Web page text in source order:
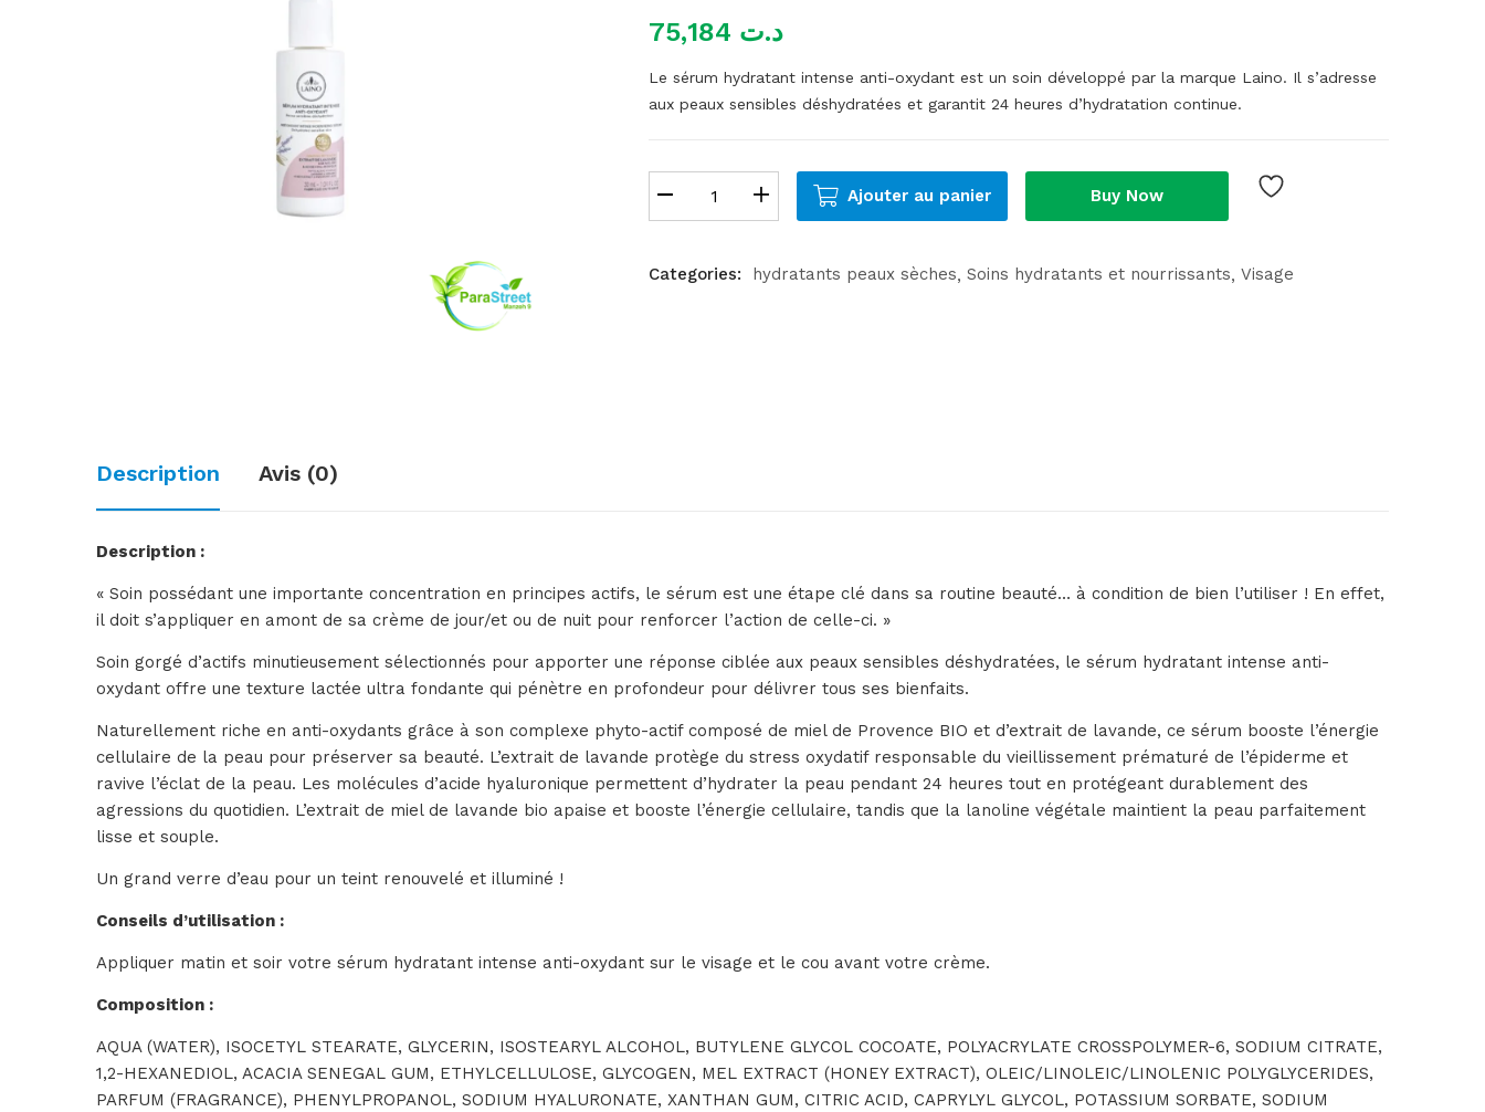
د.ت
Le sérum hydratant intense anti-oxydant est un soin développé par la marque Laino. Il s’adresse
aux peaux sensibles déshydratées et garantit 24 heures d’hydratation continue.
Ajouter au panier Buy Now
Categories: hydratants peaux sèches Soins hydratants et nourrissants Visage
Description Avis (0)
Description :
« Soin possédant une importante concentration en principes actifs, le sérum est une étape clé dans sa routine beauté… à condition de bien l’utiliser ! En effet,
il doit s’appliquer en amont de sa crème de jour/et ou de nuit pour renforcer l’action de celle-ci. »
Soin gorgé d’actifs minutieusement sélectionnés pour apporter une réponse ciblée aux peaux sensibles déshydratées, le sérum hydratant intense anti-
oxydant offre une texture lactée ultra fondante qui pénètre en profondeur pour délivrer tous ses bienfaits.
Naturellement riche en anti-oxydants grâce à son complexe phyto-actif composé de miel de Provence BIO et d’extrait de lavande, ce sérum booste l’énergie
cellulaire de la peau pour préserver sa beauté. L’extrait de lavande protège du stress oxydatif responsable du vieillissement prématuré de l’épiderme et
ravive l’éclat de la peau. Les molécules d’acide hyaluronique permettent d’hydrater la peau pendant 24 heures tout en protégeant durablement des
agressions du quotidien. L’extrait de miel de lavande bio apaise et booste l’énergie cellulaire, tandis que la lanoline végétale maintient la peau parfaitement
lisse et souple.
Un grand verre d’eau pour un teint renouvelé et illuminé !
Conseils d’utilisation :
Appliquer matin et soir votre sérum hydratant intense anti-oxydant sur le visage et le cou avant votre crème.
Composition :
AQUA (WATER), ISOCETYL STEARATE, GLYCERIN, ISOSTEARYL ALCOHOL, BUTYLENE GLYCOL COCOATE, POLYACRYLATE CROSSPOLYMER-6, SODIUM CITRATE,
1,2-HEXANEDIOL, ACACIA SENEGAL GUM, ETHYLCELLULOSE, GLYCOGEN, MEL EXTRACT (HONEY EXTRACT), OLEIC/LINOLEIC/LINOLENIC POLYGLYCERIDES,
PARFUM (FRAGRANCE), PHENYLPROPANOL, SODIUM HYALURONATE, XANTHAN GUM, CITRIC ACID, CAPRYLYL GLYCOL, POTASSIUM SORBATE, SODIUM